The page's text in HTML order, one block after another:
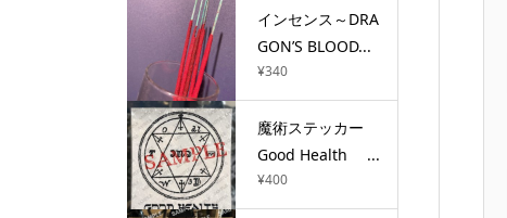
インセンス～DRA
GON’S BLOOD...
¥340
魔術ステッカー
Good Health ...
¥400